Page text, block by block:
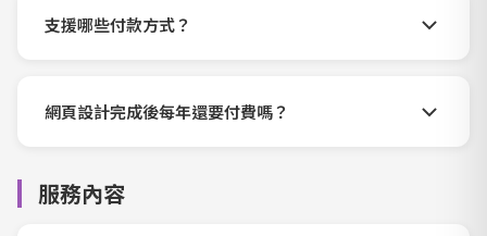
支援哪些付款方式？
網頁設計完成後每年還要付費嗎？
服務內容